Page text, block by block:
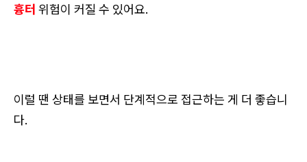
흉터 위험이 커질 수 있어요.
이럴 땐 상태를 보면서 단계적으로 접근하는 게 더 좋습니
다.